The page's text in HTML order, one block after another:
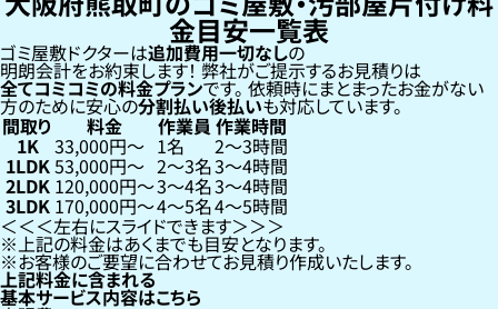
金目安一覧表
ゴミ屋敷ドクターは追加費用一切なしの
明朗会計をお約束します！弊社がご提示するお見積りは
全てコミコミの料金プランです。依頼時にまとまったお金がない
方のために安心の分割払い後払いも対応しています。
間取り 料金 作業員 作業時間
1K 33,000円〜 1名 2〜3時間
1LDK53,000円〜 2〜3名3〜4時間
2LDK 120,000円〜3〜4名3〜4時間
3LDK 170,000円〜4〜5名4〜5時間
左右にスライドできます
上記の料金はあくまでも目安となります。
お客様のご要望に合わせてお見積り作成いたします。
上記料金に含まれる
基本サービス内容はこちら